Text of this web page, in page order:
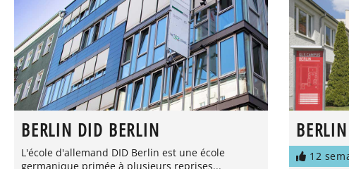
BERLIN DID BERLIN
L'école d'allemand DID Berlin est une école
germanique primée à plusieurs reprises...
12